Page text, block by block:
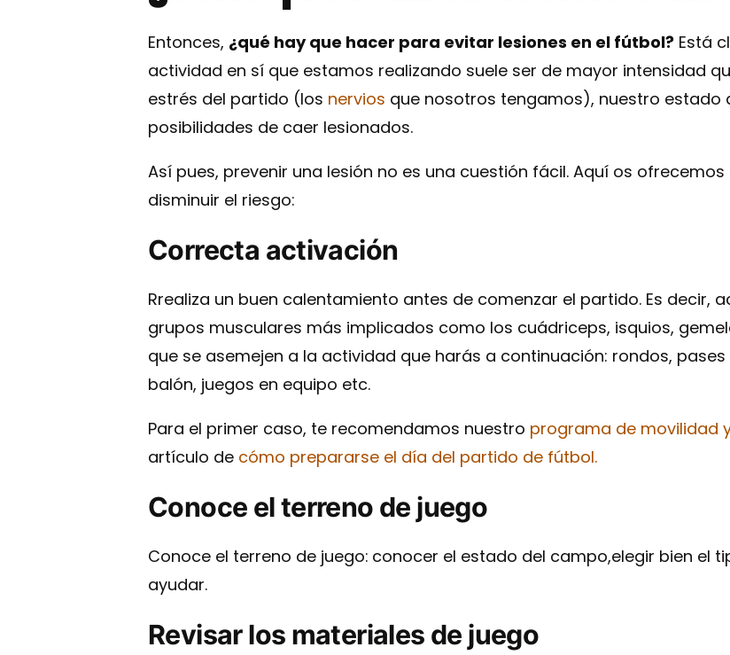
Entonces, ¿qué hay que hacer para evitar lesiones en el fútbol? Está
actividad en sí que estamos realizando suele ser de mayor intensidad
estrés del partido (los nervios que nosotros tengamos), nuestro estado
posibilidades de caer lesionados.
Así pues, prevenir una lesión no es una cuestión fácil. Aquí os
disminuir el riesgo:
Correcta activación
Rrealiza un buen calentamiento antes de comenzar el partido. Es decir,
grupos musculares más implicados como los cuádriceps, isquios,
que se asemejen a la actividad que harás a continuación: rondos,
balón, juegos en equipo etc.
Para el primer caso, te recomendamos nuestro programa de movilidad
artículo de cómo prepararse el día del partido de fútbol.
Conoce el terreno de juego
Conoce el terreno de juego: conocer el estado del campo,elegir bien el
ayudar.
Revisar los materiales de juego